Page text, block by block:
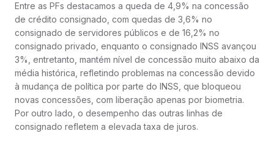
Entre as PFs destacamos a queda de 4,9% na concessão
de crédito consignado, com quedas de 3,6% no
consignado de servidores públicos e de 16,2% no
consignado privado, enquanto o consignado INSS avançou
3%, entretanto, mantém nível de concessão muito abaixo da
média histórica, refletindo problemas na concessão devido
à mudança de política por parte do INSS, que bloqueou
novas concessões, com liberação apenas por biometria.
Por outro lado, o desempenho das outras linhas de
consignado refletem a elevada taxa de juros.